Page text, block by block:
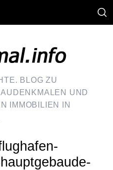
BLOG ZU
UND
IMMOBILIEN IN